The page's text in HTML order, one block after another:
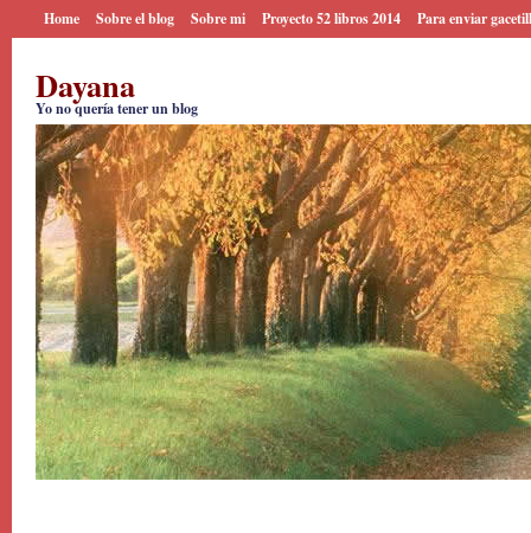
Home Sobre el blog Sobre mi Proyecto 52 libros 2014 Para enviar
Dayana
Yo no quería tener un blog